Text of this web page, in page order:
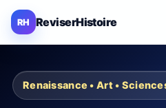
RH ReviserHistoire
Renaissance • Art •